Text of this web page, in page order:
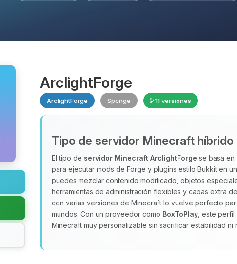
ArclightForge
ArclightForge Sponge 11 versiones
Tipo de servidor Minecraft
El tipo de servidor Minecraft ArclightForge se basa en
para ejecutar mods de Forge y plugins estilo Bukkit en
puedes mezclar contenido modificado, objetos
herramientas de administración flexibles y capas extra
con varias versiones de Minecraft lo vuelve perfecto
mundos. Con un proveedor como BoxToPlay , este
Minecraft muy personalizable sin sacrificar estabilidad ni